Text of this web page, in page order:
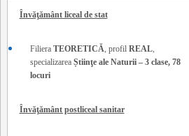
Învăţământ liceal de stat
Filiera TEORETICĂ, profil REAL,
specializarea Știinţe ale Naturii – 3 clase, 78
locuri
Învăţământ postliceal sanitar